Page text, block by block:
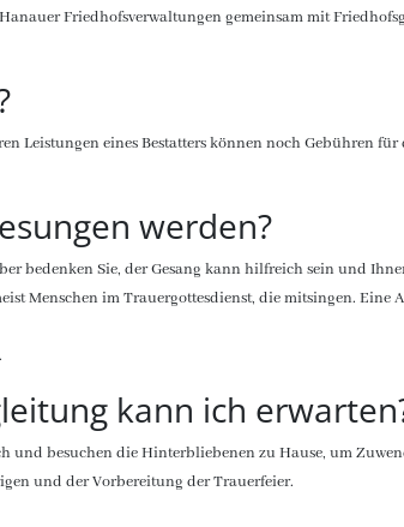
Friedhofsverwaltungen gemeinsam mit
Leistungen eines Bestatters können noch Gebühren
werden?
bedenken Sie, der Gesang kann hilfreich sein und
Menschen im Trauergottesdienst, die mitsingen. Eine
kann ich
und besuchen die Hinterbliebenen zu Hause, um
und der Vorbereitung der Trauerfeier.